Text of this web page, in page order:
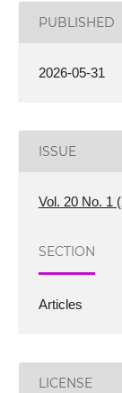
PUBLISHED
2026-05-31
ISSUE
Vol. 20 No. 1
SECTION
Articles
LICENSE